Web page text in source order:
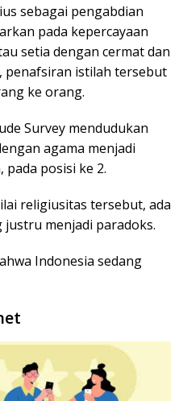
sebagai pengabdian
pada kepercayaan
setia dengan cermat dan
penafsiran istilah tersebut
ke orang.
Survey mendudukan
agama menjadi
posisi ke 2.
religiusitas tersebut, ada
menjadi paradoks.
Indonesia sedang